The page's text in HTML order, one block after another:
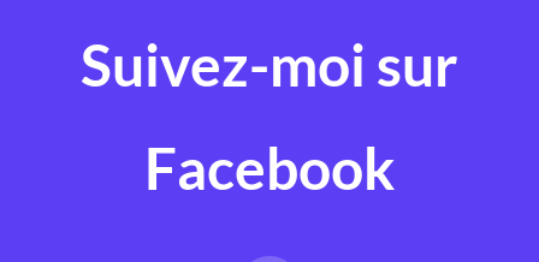
Suivez-moi sur
Facebook